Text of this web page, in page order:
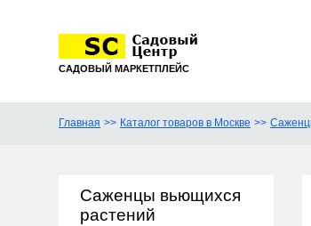
САДОВЫЙ МАРКЕТПЛЕЙС
Главная Каталог товаров в Москве
Саженцы вьющихся
растений